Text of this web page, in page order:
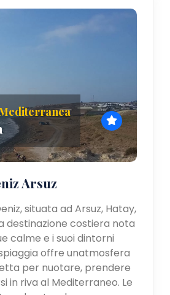
Arsuz
situata ad Arsuz, Hatay,
destinazione costiera nota
calme e i suoi dintorni
offre unatmosfera
per nuotare, prendere
in riva al Mediterraneo. Le